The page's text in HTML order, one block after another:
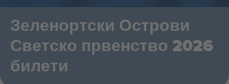
Зеленортски Острови
Светско првенство 2026
билети